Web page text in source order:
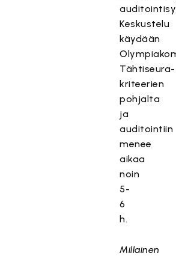
Keskustelu
käydään
Tähtiseura-
kriteerien
pohjalta
ja
auditointiin
menee
aikaa
noin
5-
6
h.
Millainen